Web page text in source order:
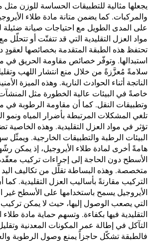
يجعلها مثالية للتطبيقات الحساسة للوزن مثل
والمركبات. كما يضمن متانة مادة طلاء
على المدى الطويل مع احتياجات صيانة
مواد العزل التقليدية التي قد تتفتّت أو تتحلّل
تحتفظ هذه الطبقة المتقدمة بخصائصها لعقودٍ
استبدالها. وتوفّر خصائص مقاومة الحريق في
سلامةً مُعزَّزةً من خلال منع انتشار اللهب
الناتجة أثناء الحوادث النارية. وهذه الميزة
خاصةً في البيئات عالية الخطورة مثل
وتطبيقات النقل. كما أن مقاومة الرطوبة في
تلغي المشكلات المرتبطة بأضرار المياه ونمو
تؤثر في مواد العزل التقليدية. وهذه الخاصية
البيئات الرطبة والتطبيقات الخارجية. ويمثّل
هامةً أخرى لمادة طلاء الأيروجيل، إذ يمكن
الأسطح دون الحاجة إلى إجراءات تركيب
متخصصة. وهذه البساطة تقلّل من تكاليف اليد
التركيب مقارنةً بأساليب العزل التقليدية. كما
الأيروجيل يسمح باستخدامها على الأسطح غير
التي يصعب الوصول إليها، حيث لا يمكن تركيب
التقليدية فيها بكفاءة. وتسهم حماية مادة
التآكل في إطالة عمر المكونات المعدنية
فالطبقة تشكّل حاجزاً يمنع وصول الرطوبة